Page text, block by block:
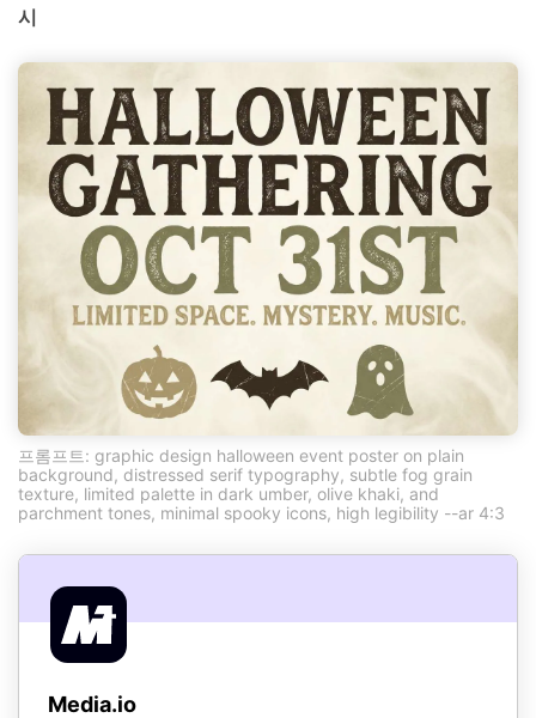
시
프롬프트: graphic design halloween event poster on plain
background, distressed serif typography, subtle fog grain
texture, limited palette in dark umber, olive khaki, and
parchment tones, minimal spooky icons, high legibility --ar 4:3
Media.io